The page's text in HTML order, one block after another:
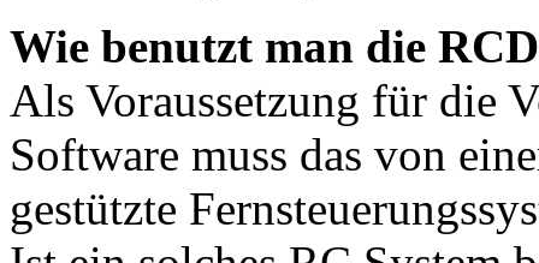
Wie benutzt man die
Als Voraussetzung für die
Software muss das von
gestützte